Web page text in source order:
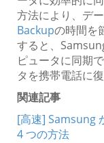
方法により、デ
Backupの時間を
すると、
ピュータに同期
タを携帯電話に
関連記事
[高速] Samsung
4 つの方法